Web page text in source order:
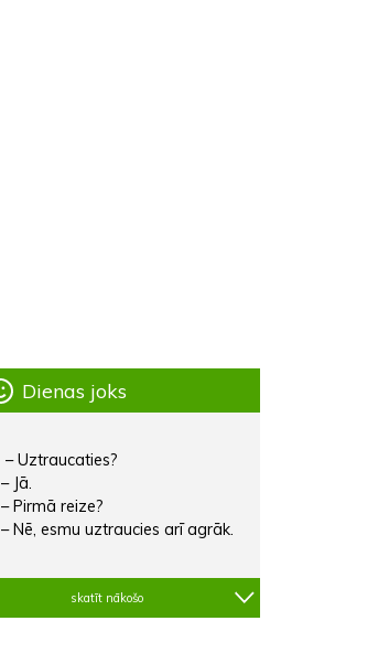
Dienas joks
– Uztraucaties?
– Jā.
– Pirmā reize?
– Nē, esmu uztraucies arī agrāk.
skatīt nākošo